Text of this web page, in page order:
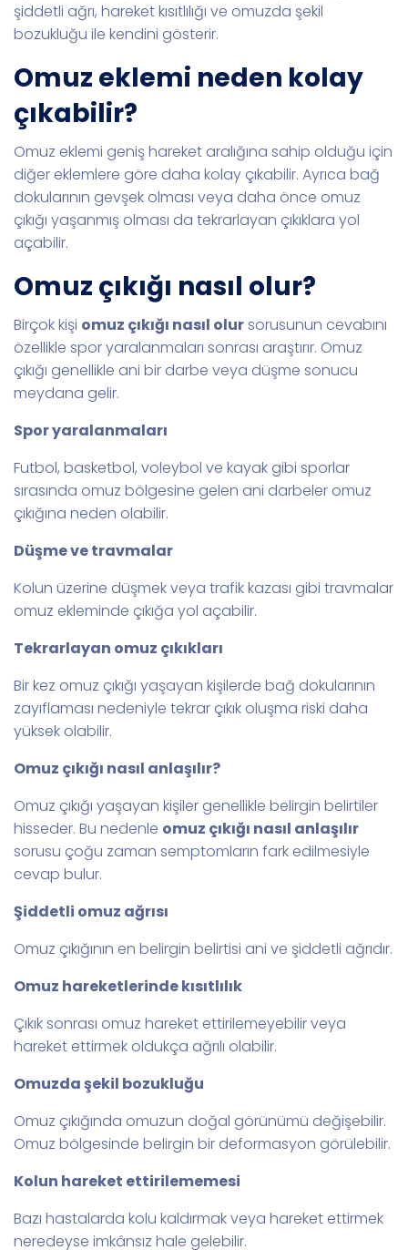
şiddetli ağrı, hareket kısıtlılığı ve omuzda şekil
bozukluğu ile kendini gösterir.
Omuz eklemi neden kolay
çıkabilir?
Omuz eklemi geniş hareket aralığına sahip olduğu için
diğer eklemlere göre daha kolay çıkabilir. Ayrıca bağ
dokularının gevşek olması veya daha önce omuz
çıkığı yaşanmış olması da tekrarlayan çıkıklara yol
açabilir.
Omuz çıkığı nasıl olur?
Birçok kişi omuz çıkığı nasıl olursorusunun cevabını
özellikle spor yaralanmaları sonrası araştırır. Omuz
çıkığı genellikle ani bir darbe veya düşme sonucu
meydana gelir.
Spor yaralanmaları
Futbol, basketbol, voleybol ve kayak gibi sporlar
sırasında omuz bölgesine gelen ani darbeler omuz
çıkığına neden olabilir.
Düşme ve travmalar
Kolun üzerine düşmek veya trafik kazası gibi travmalar
omuz ekleminde çıkığa yol açabilir.
Tekrarlayan omuz çıkıkları
Bir kez omuz çıkığı yaşayan kişilerde bağ dokularının
zayıflaması nedeniyle tekrar çıkık oluşma riski daha
yüksek olabilir.
Omuz çıkığı nasıl anlaşılır?
Omuz çıkığı yaşayan kişiler genellikle belirgin belirtiler
hisseder. Bu nedenle omuz çıkığı nasıl anlaşılır
sorusu çoğu zaman semptomların fark edilmesiyle
cevap bulur.
Şiddetli omuz ağrısı
Omuz çıkığının en belirgin belirtisi ani ve şiddetli ağrıdır.
Omuz hareketlerinde kısıtlılık
Çıkık sonrası omuz hareket ettirilemeyebilir veya
hareket ettirmek oldukça ağrılı olabilir.
Omuzda şekil bozukluğu
Omuz çıkığında omuzun doğal görünümü değişebilir.
Omuz bölgesinde belirgin bir deformasyon görülebilir.
Kolun hareket ettirilememesi
Bazı hastalarda kolu kaldırmak veya hareket ettirmek
neredeyse imkânsız hale gelebilir.